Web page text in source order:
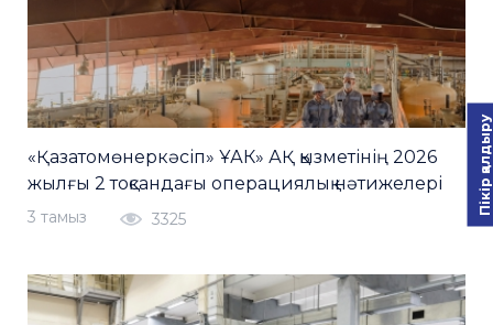
«Қазатомөнеркәсіп» ҰАК» АҚ қызметінің 2026
жылғы 2 тоқсандағы операциялық нәтижелері
3 тамыз 3325
Пікір қалдыру